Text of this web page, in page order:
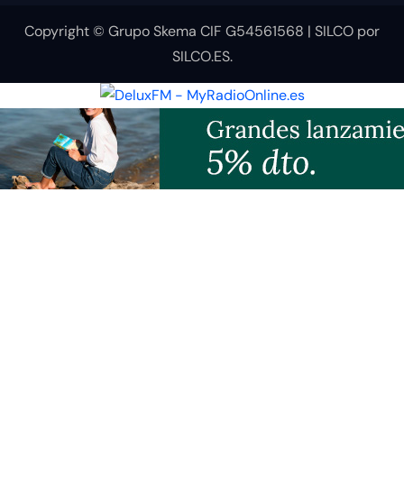
Copyright © Grupo Skema CIF G54561568 | SILCO por
SILCO.ES.